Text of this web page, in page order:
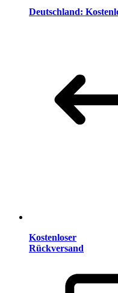
Deutschland:
Kostenloser
Rückversand